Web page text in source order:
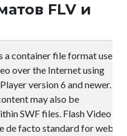
FLV и
a container file format used
over the Internet using
version 6 and newer.
may also be
SWF files. Flash Video
de facto standard for web-